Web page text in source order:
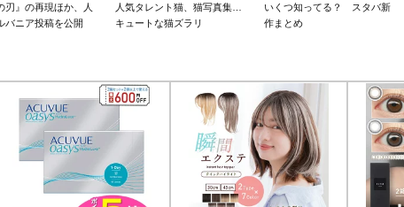
刃』の再現ほか、人
バニア投稿を公開
人気タレント猫、猫写真集…
キュートな猫ズラリ
いくつ知ってる？ スタバ新
作まとめ